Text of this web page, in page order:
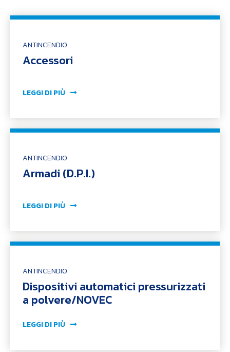
ANTINCENDIO
Accessori
LEGGI DI PIÙ
ANTINCENDIO
Armadi (D.P.I.)
LEGGI DI PIÙ
ANTINCENDIO
Dispositivi automatici pressurizzati
a polvere/NOVEC
LEGGI DI PIÙ